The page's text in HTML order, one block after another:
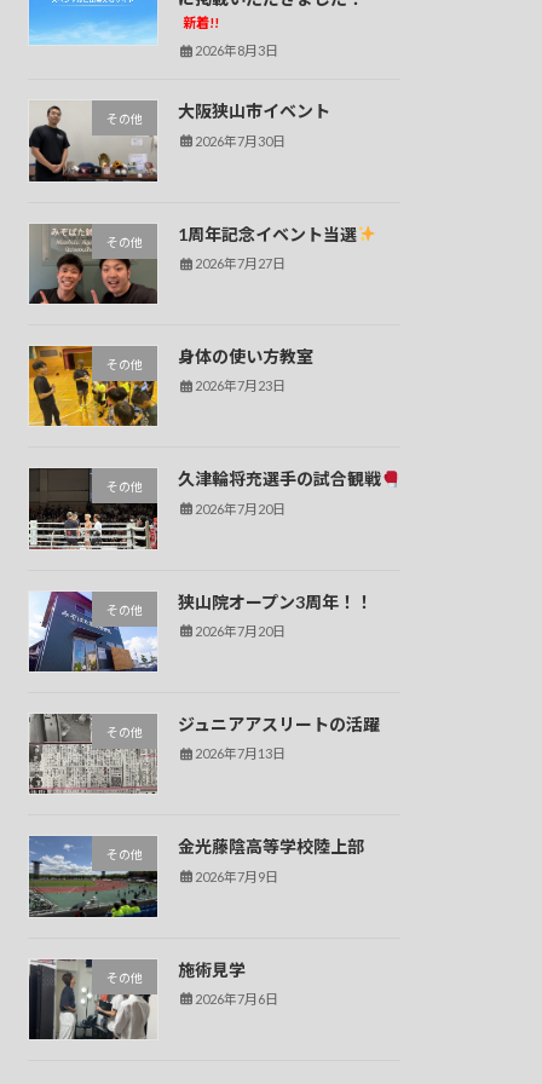
新着!!
2026年8月3日
その他 大阪狭山市イベント
2026年7月30日
その他 1周年記念イベント当選
2026年7月27日
その他 身体の使い方教室
2026年7月23日
その他 久津輪将充選手の試合観戦
2026年7月20日
その他 狭山院オープン3周年！！
2026年7月20日
その他 ジュニアアスリートの活躍
2026年7月13日
その他 金光藤陰高等学校陸上部
2026年7月9日
その他 施術見学
2026年7月6日